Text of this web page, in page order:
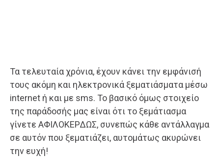
Τα τελευταία χρόνια, έχουν κάνει την εμφάνισή
τους ακόμη και ηλεκτρονικά ξεματιάσματα μέσω
internet ή και με sms. Το βασικό όμως στοιχείο
της παράδοσής μας είναι ότι το ξεμάτιασμα
γίνετε ΑΦΙΛΟΚΕΡΔΩΣ, συνεπώς κάθε αντάλλαγμα
σε αυτόν που ξεματιάζει, αυτομάτως ακυρώνει
την ευχή!